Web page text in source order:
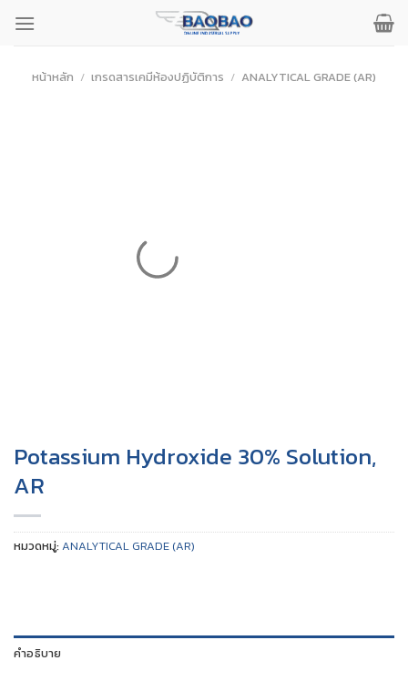
เนื้อหาหน้าหลัก / เกรดสารเคมีห้องปฏิบัติการ / ANALYTICAL GRADE (AR)
Potassium Hydroxide 30% Solution,
AR
หมวดหมู่: ANALYTICAL GRADE (AR)
คำอธิบาย